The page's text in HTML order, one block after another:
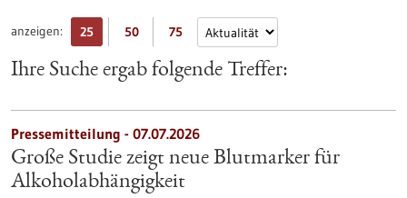
anzeigen: 25 50 75
Ihre Suche ergab folgende Treffer:
Pressemitteilung - 07.07.2026
Große Studie zeigt neue Blutmarker für
Alkoholabhängigkeit